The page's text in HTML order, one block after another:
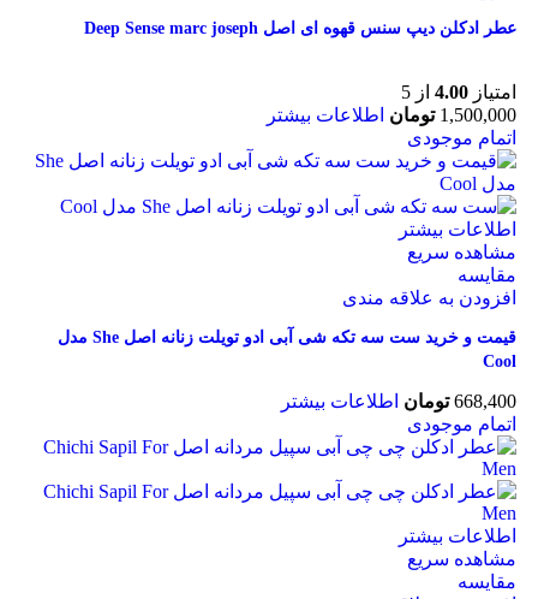
عطر ادکلن دیپ سنس قهوه ای اصل Deep Sense marc joseph
امتیاز 4.00 از 5
1,500,000 تومان اطلاعات بیشتر
اتمام موجودی
اطلاعات بیشتر
مشاهده سریع
مقایسه
افزودن به علاقه مندی
قیمت و خرید ست سه تکه شی آبی ادو تویلت زنانه اصل She مدل
Cool
668,400 تومان اطلاعات بیشتر
اتمام موجودی
اطلاعات بیشتر
مشاهده سریع
مقایسه